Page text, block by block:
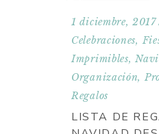
1 diciembre, 2017
Celebraciones,
Imprimibles,
Organización,
Regalos
LISTA DE